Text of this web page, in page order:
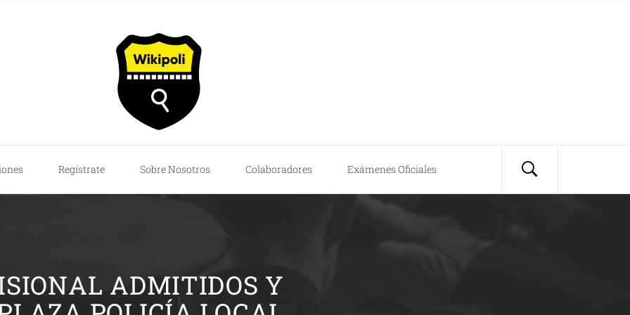
Regístrate Sobre Nosotros Colaboradores Exámenes Oficiales
ADMITIDOS Y